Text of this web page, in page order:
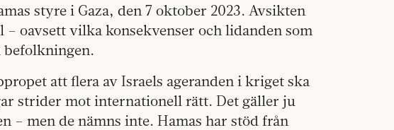
styre i Gaza, den 7 oktober 2023. Avsikten
oavsett vilka konsekvenser och lidanden som
befolkningen.
att flera av Israels ageranden i kriget ska
strider mot internationell rätt. Det gäller ju
– men de nämns inte. Hamas har stöd från